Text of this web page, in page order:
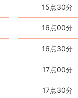
15点30分
16点00分
16点30分
17点00分
17点30分